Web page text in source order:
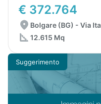
€ 372.764
Bolgare (BG) - Via
12.615 Mq
Suggerimento